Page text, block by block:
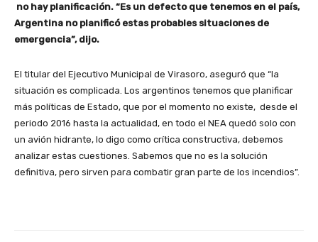
no hay planificación. “Es un defecto que tenemos en el país,
Argentina no planificó estas probables situaciones de
emergencia”, dijo.
El titular del Ejecutivo Municipal de Virasoro, aseguró que “la
situación es complicada. Los argentinos tenemos que planificar
más políticas de Estado, que por el momento no existe, desde el
periodo 2016 hasta la actualidad, en todo el NEA quedó solo con
un avión hidrante, lo digo como crítica constructiva, debemos
analizar estas cuestiones. Sabemos que no es la solución
definitiva, pero sirven para combatir gran parte de los incendios”.